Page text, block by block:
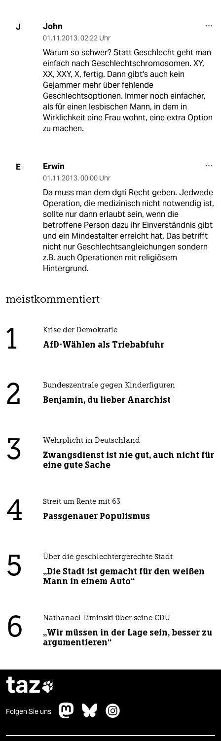
J John
01.11.2013, 02:22 Uhr
Warum so schwer? Statt Geschlecht geht man
einfach nach Geschlechtschromosomen. XY,
XX, XXY, X, fertig. Dann gibt's auch kein
Gejammer mehr über fehlende
Geschlechtsoptionen. Immer noch einfacher,
als für einen lesbischen Mann, in dem in
Wirklichkeit eine Frau wohnt, eine extra Option
zu machen.
E Erwin
01.11.2013, 00:00 Uhr
Da muss man dem dgti Recht geben. Jedwede
Operation, die medizinisch nicht notwendig ist,
sollte nur dann erlaubt sein, wenn die
betroffene Person dazu ihr Einverständnis gibt
und ein Mindestalter erreicht hat. Das betrifft
nicht nur Geschlechtsangleichungen sondern
z.B. auch Operationen mit religiösem
Hintergrund.
meistkommentiert
1 Krise der Demokratie
AfD-Wählen als Triebabfuhr
2 Bundeszentrale gegen Kinderfiguren
Benjamin, du lieber Anarchist
3 Wehrplicht in Deutschland
Zwangsdienst ist nie gut, auch nicht für
eine gute Sache
4 Streit um Rente mit 63
Passgenauer Populismus
5 Über die geschlechtergerechte Stadt
„Die Stadt ist gemacht für den weißen
Mann in einem Auto“
6 Nathanael Liminski über seine CDU
„Wir müssen in der Lage sein, besser zu
argumentieren“
taz
Folgen Sie uns